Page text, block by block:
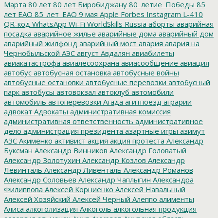
Марта 80 лет 80 лет Биробиджану 80_летие_Победы 85
лет ЕАО 85_лет_ЕАО 9 мая Apple Forbes Instagram L-410
QR-код WhatsApp Wi-Fi WorldSkills Russia аборты аварийная
посадка аварийное жилье аварийные дома аварийный дом
аварийный жилфонд аварийный мост авария авария на
Чернобыльской АЭС август Авдалян авиабилеты
авиакатастрофа авиалесоохрана авиасообщение авиация
автобус автобусная остановка автобусные войны
автобусные остановки автобусные перевозки автобусный
парк автобусы автовокзал автоклуб автомобили
автомобиль автоперевозки Агада агитпоезд аграрии
адвокат Адвокаты административная комиссия
административная ответственность административное
дело администрация президента азартные игры азимут
АЗС Акименко активист акция акция протеста Александр
Буксман Александр Винников Александр Головатый
Александр Золотухин Александр Козлов Александр
Левинталь Александр Ливенталь Александр Романов
Александр Соловьев Александр Чаплыгин Александра
Филиппова Алексей Корниенко Алексей Навальный
Алексей Хозяйский Алексей Черный Алеппо алименты
Алиса алкоголизация Алкоголь алкогольная продукция